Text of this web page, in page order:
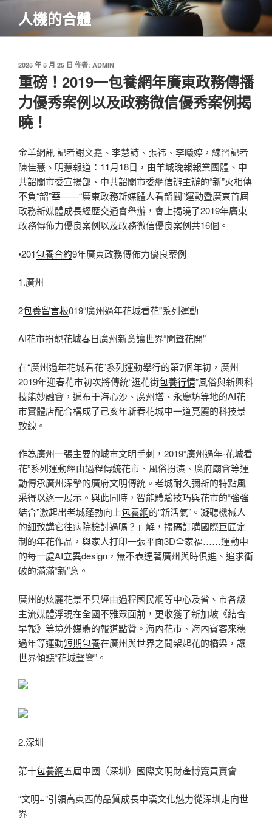
主
人機的合體
發
佈
於
2025 年 5 月 25 日 作者: ADMIN
重磅！2019一包養網年廣東政務傳播
力優秀案例以及政務微信優秀案例揭
曉！
金羊網訊 記者謝文鑫、李慧詩、張祎、李曦婷，練習記者
陳佳慧、明慧報道：11月18日，由羊城晚報報業團體、中
共韶關市委宣揚部、中共韶關市委網信辦主辦的“新”火相傳
不負“韶”華——“廣東政務新媒體人看韶關”運動暨廣東首屆
政務新媒體成長經歷交通會舉辦，會上揭曉了2019年廣東
政務傳佈力優良案例以及政務微信優良案例共16個。
•201包養合約9年廣東政務傳佈力優良案例
1.廣州
2包養留言板019“廣州過年花城看花”系列運動
AI花市扮靚花城春日廣州新意讓世界“聞聲花開”
在“廣州過年花城看花”系列運動舉行的第7個年初，廣州
2019年迎春花市初次將傳統“逛花街包養行情”風俗與新興科
技能妙融會，遍布于海心沙、廣州塔、永慶坊等地的AI花
市實體店配合構成了己亥年新春花城中一道亮麗的科技景
致線。
作為廣州一張主要的城市文明手刺，2019“廣州過年·花城看
花”系列運動經由過程傳統花市、風俗扮演、廣府廟會等運
動傳承廣州深摯的廣府文明傳統。老城耐久彌新的特點風
采得以逐一展示。與此同時，智能體驗技巧與花市的“強強
結合”激起出老城蓬勃向上包養網的“新活氣”。凝聽機械人
的細致講它往病院檢討過嗎？」解，掃碼訂購國際巨匠定
制的年花作品，與家人打印一張平面3D全家福……運動中
的每一處AI立異design，無不表達著廣州與時俱進、追求衝
破的滿滿“新”意。
廣州的炫麗花景不只經由過程國民網等中心及省、市各級
主流媒體浮現在全國不雅眾面前，更收獲了新加坡《結合
早報》等境外媒體的報道點贊。海內花市、海內賓客來穗
過年等運動短期包養在廣州與世界之間架起花的橋梁，讓
世界傾聽“花城聲響”。
2.深圳
第十包養網五屆中國（深圳）國際文明財產博覽買賣會
“文明+”引領高東西的品質成長中漢文化魅力從深圳走向世
界